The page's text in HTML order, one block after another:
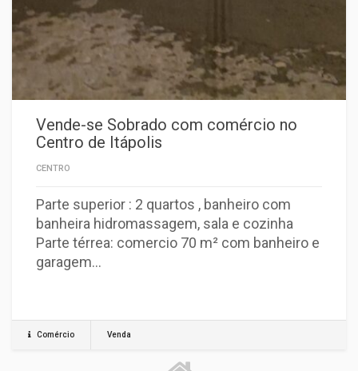
Vende-se Sobrado com comércio no
Centro de Itápolis
CENTRO
Parte superior : 2 quartos , banheiro com
banheira hidromassagem, sala e cozinha
Parte térrea: comercio 70 m² com banheiro e
garagem…
Comércio Venda